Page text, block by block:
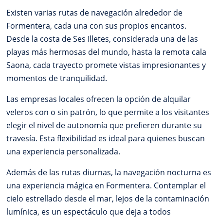
Existen varias rutas de navegación alrededor de
Formentera, cada una con sus propios encantos.
Desde la costa de Ses Illetes, considerada una de las
playas más hermosas del mundo, hasta la remota cala
Saona, cada trayecto promete vistas impresionantes y
momentos de tranquilidad.
Las empresas locales ofrecen la opción de alquilar
veleros con o sin patrón, lo que permite a los visitantes
elegir el nivel de autonomía que prefieren durante su
travesía. Esta flexibilidad es ideal para quienes buscan
una experiencia personalizada.
Además de las rutas diurnas, la navegación nocturna es
una experiencia mágica en Formentera. Contemplar el
cielo estrellado desde el mar, lejos de la contaminación
lumínica, es un espectáculo que deja a todos